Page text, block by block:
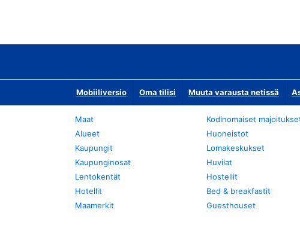
Mobiiliversio Oma tilisi Muuta varausta netissä
Maat
Alueet
Kaupungit
Kaupunginosat
Lentokentät
Hotellit
Maamerkit
Kodinomaiset
Huoneistot
Lomakeskukset
Huvilat
Hostellit
Bed & breakfastit
Guesthouset